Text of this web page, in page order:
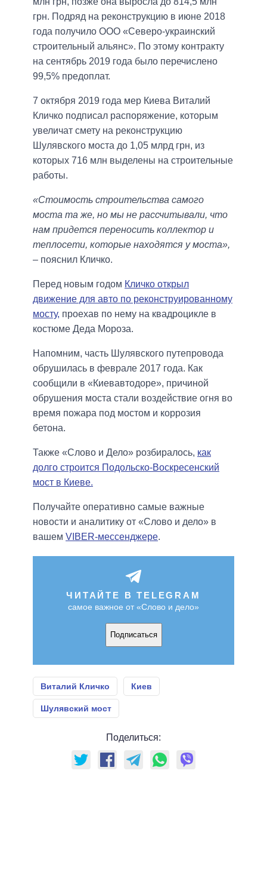
грн. Подряд на реконструкцию в июне 2018
года получило ООО «Северо-украинский
строительный альянс». По этому контракту
на сентябрь 2019 года было перечислено
99,5% предоплат.
7 октября 2019 года мер Киева Виталий
Кличко подписал распоряжение, которым
увеличат смету на реконструкцию
Шулявского моста до 1,05 млрд грн, из
которых 716 млн выделены на строительные
работы.
«Стоимость строительства самого
моста та же, но мы не рассчитывали, что
нам придется переносить коллектор и
теплосети, которые находятся у моста»,
– пояснил Кличко.
Перед новым годом Кличко открыл
движение для авто по реконструированному
мосту, проехав по нему на квадроцикле в
костюме Деда Мороза.
Напомним, часть Шулявского путепровода
обрушилась в феврале 2017 года. Как
сообщили в «Киевавтодоре», причиной
обрушения моста стали воздействие огня во
время пожара под мостом и коррозия
бетона.
Также «Слово и Дело» розбиралось, как
долго строится Подольско-Воскресенский
мост в Киеве.
Получайте оперативно самые важные
новости и аналитику от «Слово и дело» в
вашем VIBER-мессенджере.
ЧИТАЙТЕ В TELEGRAM
самое важное от «Слово и дело»
Подписаться
Виталий Кличко Киев
Шулявский мост
Поделиться: